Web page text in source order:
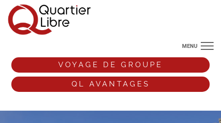
MENU
NOS DESTINATIONS
ANGLETERRE
VOS ENVIES DE VOYAGE
+33 (0)9 72 38 52 44
VOYAGE DE GROUPE
QL AVANTAGES